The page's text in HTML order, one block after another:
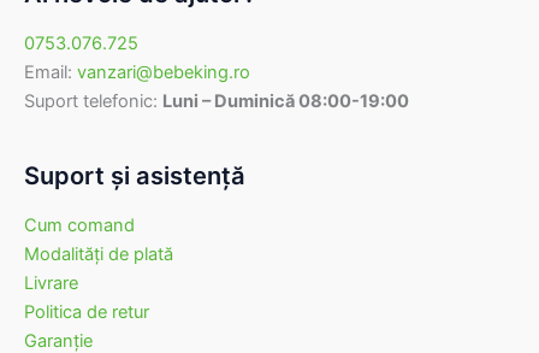
0753.076.725
Email: vanzari@bebeking.ro
Suport telefonic: Luni – Duminică 08:00-19:00
Suport şi asistenţă
Cum comand
Modalităţi de plată
Livrare
Politica de retur
Garanţie